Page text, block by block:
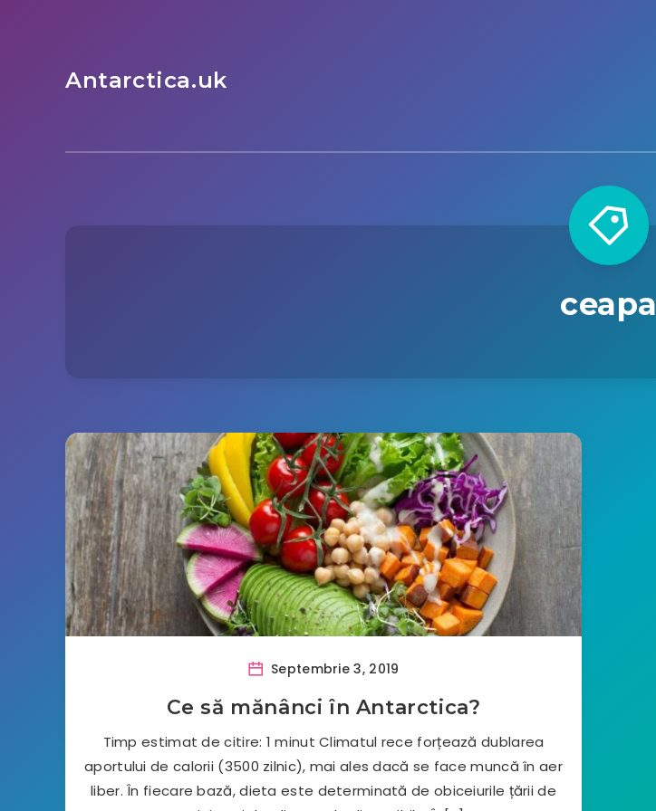
Antarctica.uk
ceapa
Septembrie 3, 2019
Ce să mănânci în Antarctica?
Timp estimat de citire: 1 minut Climatul rece forțează dublarea
aportului de calorii (3500 zilnic), mai ales dacă se face muncă în aer
liber. În fiecare bază, dieta este determinată de obiceiurile țării de